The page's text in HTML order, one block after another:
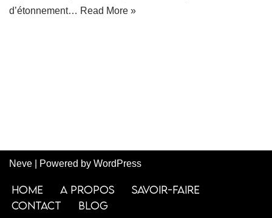
d’étonnement… Read More »
Neve | Powered by WordPress
Home A PROPOS
SAVOIR-FAIRE
CONTACT
BLOG